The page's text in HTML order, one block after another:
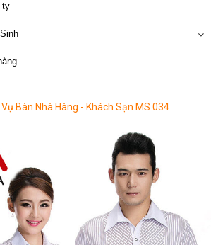
ty
Bàn Nhà Hàng - Khách Sạn MS 034